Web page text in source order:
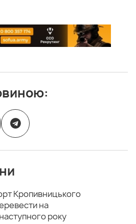
Кропивницького
на
року